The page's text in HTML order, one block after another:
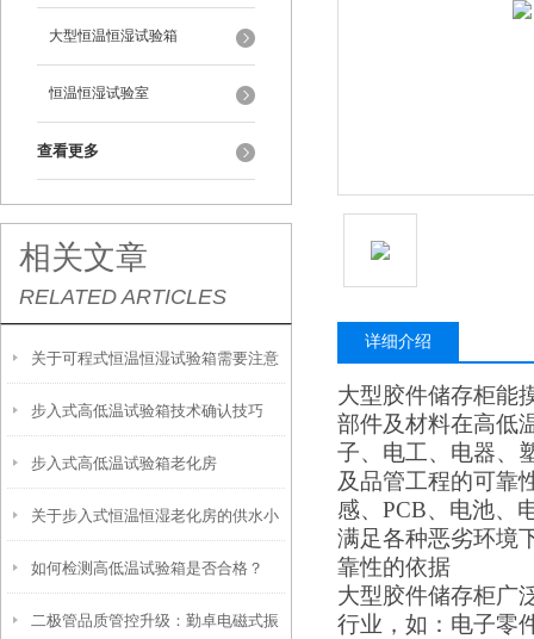
大型恒温恒湿试验箱
恒温恒湿试验室
查看更多
相关文章
RELATED ARTICLES
关于可程式恒温恒湿试验箱需要注意
的放置问题
步入式高低温试验箱技术确认技巧
步入式高低温试验箱老化房
关于步入式恒温恒湿老化房的供水小
编有话要说
如何检测高低温试验箱是否合格？
二极管品质管控升级：勤卓电磁式振
详细介绍
大型胶件储存柜能
部件及材料在高低
子、电工、电器、
及品管工程的可靠
感、PCB、电池、
满足各种恶劣环境
靠性的依据
大型胶件储存柜广
行业，如：电子零